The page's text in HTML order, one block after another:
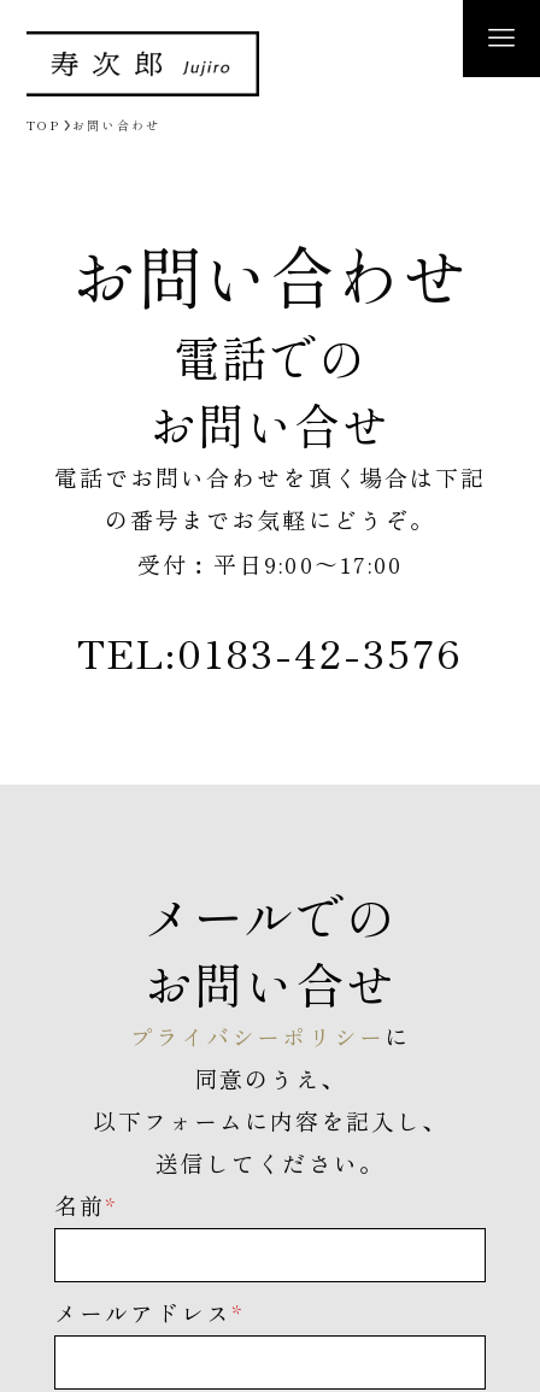
TOP お問い合わせ
お問い合わせ
電話での
お問い合せ
電話でお問い合わせを頂く場合は 下記
の番号までお気軽にどうぞ。
受付︰平日 9:00〜17:00
TEL:0183-42-3576
メールでの
お問い合せ
プライバシーポリシー に
同意のうえ、
以下フォームに内容を記入し、
送信してください。
名前*
メールアドレス *